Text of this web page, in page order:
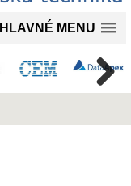
HLAVNÉ MENU